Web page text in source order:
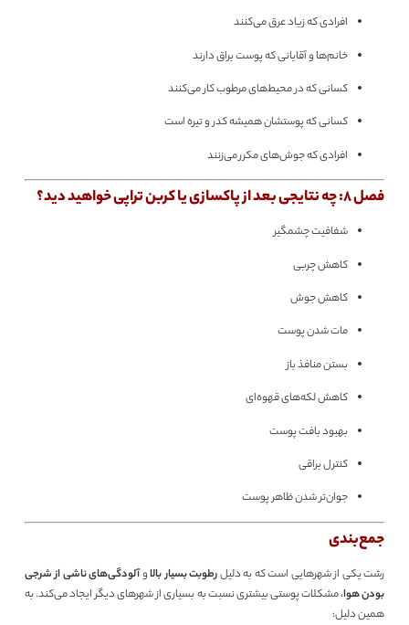
افرادی که زیاد عرق می‌کنند
خانم‌ها و آقایانی که پوست براق دارند
کسانی که در محیط‌های مرطوب کار می‌کنند
کسانی که پوستشان همیشه کدر و تیره است
افرادی که جوش‌های مکرر می‌زنند
فصل 8: چه نتایجی بعد از پاکسازی یا کربن تراپی خواهید دید؟
شفافیت چشمگیر
کاهش چربی
کاهش جوش
مات شدن پوست
بستن منافذ باز
کاهش لکه‌های قهوه‌ای
بهبود بافت پوست
کنترل براقی
جوان‌تر شدن ظاهر پوست
جمع‌بندی
رشت یکی از شهرهایی است که به دلیلرطوبت بسیار بالاوآلودگی‌های ناشی از شرجی
بودن هوا، مشکلات پوستی بیشتری نسبت به بسیاری از شهرهای دیگر ایجاد می‌کند. به
همین دلیل: